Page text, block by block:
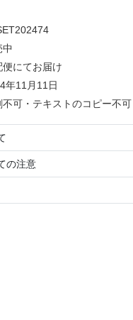
中
便にてお届け
年11月11日
不可・テキストのコピー不可
の注意